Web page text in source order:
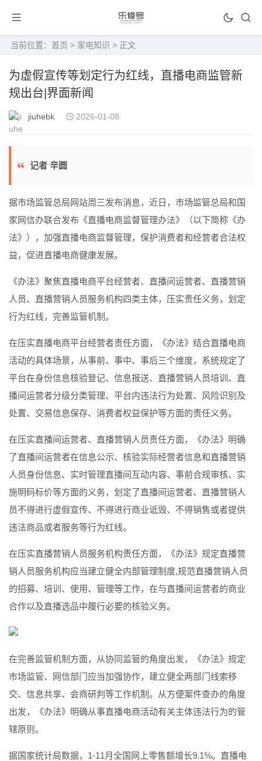
当前位置： 首页 > 家电知识 > 正文
为虚假宣传等划定行为红线，直播电商监管新
规出台|界面新闻
jiuhebk 2026-01-08
记者 辛圆
据市场监管总局网站周三发布消息，近日，市场监管总局和国
家网信办联合发布《直播电商监督管理办法》（以下简称《办
法》），加强直播电商监督管理，保护消费者和经营者合法权
益，促进直播电商健康发展。
《办法》聚焦直播电商平台经营者、直播间运营者、直播营销
人员、直播营销人员服务机构四类主体，压实责任义务，划定
行为红线，完善监管机制。
在压实直播电商平台经营者责任方面，《办法》结合直播电商
活动的具体场景，从事前、事中、事后三个维度，系统规定了
平台在身份信息核验登记、信息报送、直播营销人员培训、直
播间运营者分级分类管理、平台内违法行为处置、风险识别及
处置、交易信息保存、消费者权益保护等方面的责任义务。
在压实直播间运营者、直播营销人员责任方面，《办法》明确
了直播间运营者在信息公示、核验实际经营者信息和直播营销
人员身份信息、实时管理直播间互动内容、事前合规审核、实
施明码标价等方面的义务，划定了直播间运营者、直播营销人
员不得进行虚假宣传、不得进行商业诋毁、不得销售或者提供
违法商品或者服务等行为红线。
在压实直播营销人员服务机构责任方面，《办法》规定直播营
销人员服务机构应当建立健全内部管理制度,规范直播营销人员
的招募、培训、使用、管理等工作，在与直播间运营者的商业
合作以及直播选品中履行必要的核验义务。
在完善监管机制方面，从协同监管的角度出发，《办法》规定
市场监管、网信部门应当加强协作，建立健全两部门线索移
交、信息共享、会商研判等工作机制。从方便案件查办的角度
出发，《办法》明确从事直播电商活动有关主体违法行为的管
辖原则。
据国家统计局数据，1-11月全国网上零售额增长9.1%。直播电